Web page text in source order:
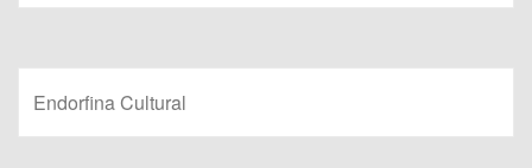
Endorfina Cultural